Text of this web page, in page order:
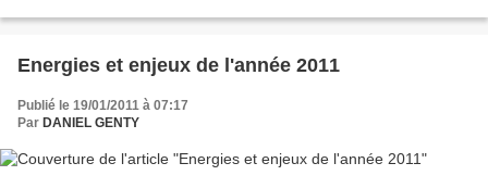
Energies et enjeux de l'année 2011
Publié le 19/01/2011 à 07:17
Par DANIEL GENTY